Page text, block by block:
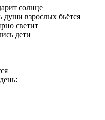
солнце
души взрослых бьётся
светит
дети